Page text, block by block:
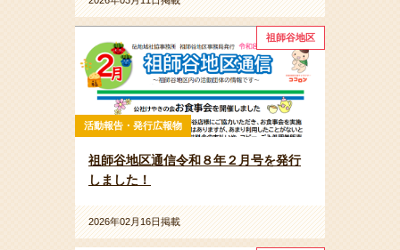
祖師谷地区
活動報告・発行広報物
祖師谷地区通信令和８年２月号を発行
しました！
2026年02月16日掲載